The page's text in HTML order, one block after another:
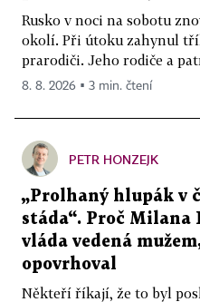
Rusko v noci na sobotu
okolí. Při útoku zahynul
prarodiči. Jeho rodiče a
8. 8. 2026 ▪ 3 min. čtení
PETR HONZEJK
„Prolhaný hlupák v
stáda“. Proč Milana
vláda vedená
opovrhoval
Někteří říkají, že to byl